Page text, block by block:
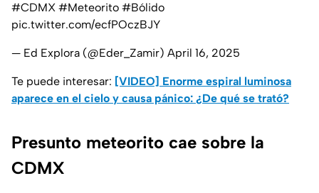
#CDMX #Meteorito #Bólido
pic.twitter.com/ecfPOczBJY
— Ed Explora (@Eder_Zamir) April 16, 2025
Te puede interesar: [VIDEO] Enorme espiral luminosa
aparece en el cielo y causa pánico: ¿De qué se trató?
Presunto meteorito cae sobre la
CDMX